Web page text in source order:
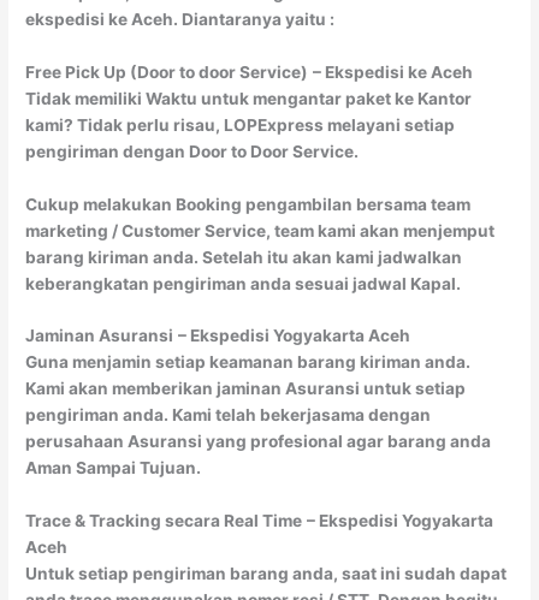
ekspedisi ke Aceh. Diantaranya yaitu :
Free Pick Up (Door to door Service) – Ekspedisi ke Aceh
Tidak memiliki Waktu untuk mengantar paket ke Kantor
kami? Tidak perlu risau, LOPExpress melayani setiap
pengiriman dengan Door to Door Service.
Cukup melakukan Booking pengambilan bersama team
marketing / Customer Service, team kami akan menjemput
barang kiriman anda. Setelah itu akan kami jadwalkan
keberangkatan pengiriman anda sesuai jadwal Kapal.
Jaminan Asuransi – Ekspedisi Yogyakarta Aceh
Guna menjamin setiap keamanan barang kiriman anda.
Kami akan memberikan jaminan Asuransi untuk setiap
pengiriman anda. Kami telah bekerjasama dengan
perusahaan Asuransi yang profesional agar barang anda
Aman Sampai Tujuan.
Trace & Tracking secara Real Time – Ekspedisi Yogyakarta
Aceh
Untuk setiap pengiriman barang anda, saat ini sudah dapat